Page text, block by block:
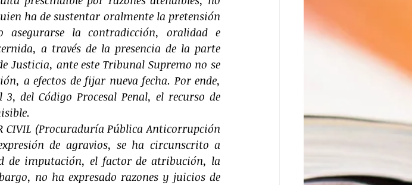
ha de sustentar oralmente la pretensión
asegurarse la contradicción, oralidad e
a través de la presencia de la parte
Justicia, ante este Tribunal Supremo no se
a efectos de fijar nueva fecha. Por ende,
del Código Procesal Penal, el recurso de
CIVIL (Procuraduría Pública Anticorrupción
de agravios, se ha circunscrito a
de imputación, el factor de atribución, la
no ha expresado razones y juicios de